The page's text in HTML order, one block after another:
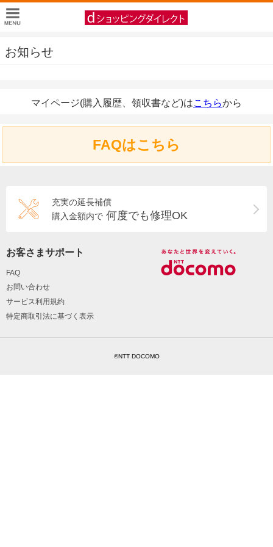
お知らせ
マイページ(購入履歴、領収書など)はこちらから
FAQはこちら
充実の延長補償
購入金額内で 何度でも修理OK
お客さまサポート
FAQ
お問い合わせ
サービス利用規約
特定商取引法に基づく表示
©NTT DOCOMO